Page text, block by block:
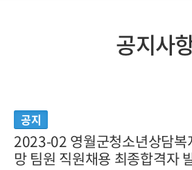
공지사
공지
2023-02 영월군청소년상담복
망 팀원 직원채용 최종합격자